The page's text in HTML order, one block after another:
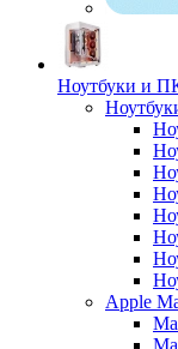
Ноутбуки и
Apple